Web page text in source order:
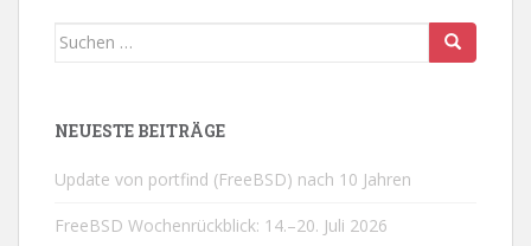
Suchen
NEUESTE BEITRÄGE
Update von portfind (FreeBSD) nach 10 Jahren
FreeBSD Wochenrückblick: 14.–20. Juli 2026